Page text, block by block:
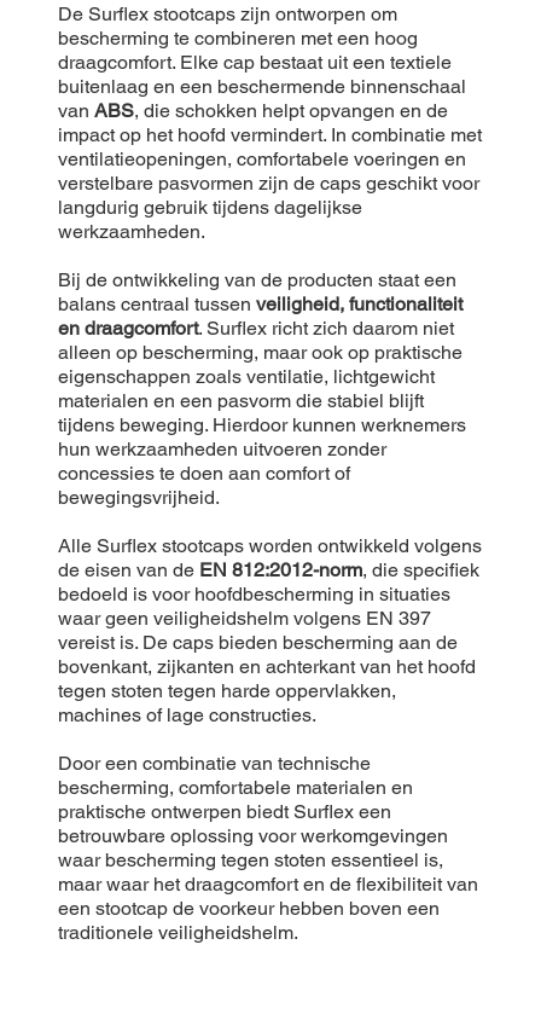
De Surflex stootcaps zijn ontworpen om
bescherming te combineren met een hoog
draagcomfort. Elke cap bestaat uit een textiele
buitenlaag en een beschermende binnenschaal
vanABS, die schokken helpt opvangen en de
impact op het hoofd vermindert. In combinatie met
ventilatieopeningen, comfortabele voeringen en
verstelbare pasvormen zijn de caps geschikt voor
langdurig gebruik tijdens dagelijkse
werkzaamheden.
Bij de ontwikkeling van de producten staat een
balans centraal tussenveiligheid, functionaliteit
en draagcomfort. Surflex richt zich daarom niet
alleen op bescherming, maar ook op praktische
eigenschappen zoals ventilatie, lichtgewicht
materialen en een pasvorm die stabiel blijft
tijdens beweging. Hierdoor kunnen werknemers
hun werkzaamheden uitvoeren zonder
concessies te doen aan comfort of
bewegingsvrijheid.
Alle Surflex stootcaps worden ontwikkeld volgens
de eisen van de EN 812:2012-norm, die specifiek
bedoeld is voor hoofdbescherming in situaties
waar geen veiligheidshelm volgens EN 397
vereist is. De caps bieden bescherming aan de
bovenkant, zijkanten en achterkant van het hoofd
tegen stoten tegen harde oppervlakken,
machines of lage constructies.
Door een combinatie van technische
bescherming, comfortabele materialen en
praktische ontwerpen biedt Surflex een
betrouwbare oplossing voor werkomgevingen
waar bescherming tegen stoten essentieel is,
maar waar het draagcomfort en de flexibiliteit van
een stootcap de voorkeur hebben boven een
traditionele veiligheidshelm.